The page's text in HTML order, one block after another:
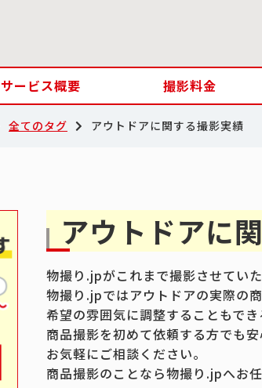
サービス概要 撮影料金
全てのタグ アウトドアに関する撮影実績
アウトドアに
物撮り.jpがこれまで撮影させてい
物撮り.jpではアウトドアの実際の
希望の雰囲気に調整することもでき
商品撮影を初めて依頼する方でも
お気軽にご相談ください。
商品撮影のことなら物撮り.jpへお任